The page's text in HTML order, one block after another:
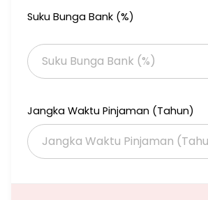
Suku Bunga Bank (%)
Jangka Waktu Pinjaman (Tahun)